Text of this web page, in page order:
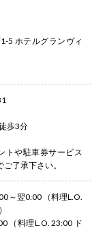
5 ホテルグランヴィ
歩3分
トや駐車券サービス
了承下さい。
～翌0:00 （料理L.O.
（料理L.O. 23:00 ド